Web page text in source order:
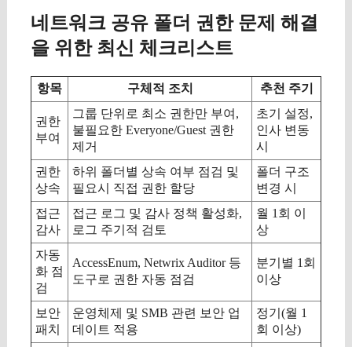
네트워크 공유 폴더 권한 문제 해결
을 위한 최신 체크리스트
항목 구체적 조치 추천 주기
권한
부여
그룹 단위로 최소 권한만 부여,
불필요한 Everyone/Guest 권한
제거
초기 설정,
인사 변동
시
권한
상속
하위 폴더별 상속 여부 점검 및
필요시 직접 권한 할당
폴더 구조
변경 시
접근
감사
접근 로그 및 감사 정책 활성화,
로그 주기적 검토
월 1회 이
상
자동
화 점
검
AccessEnum, Netwrix Auditor 등
도구로 권한 자동 점검
분기별 1회
이상
보안
패치
운영체제 및 SMB 관련 보안 업
데이트 적용
정기(월 1
회 이상)